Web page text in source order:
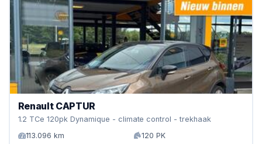
Renault CAPTUR
1.2 TCe 120pk Dynamique - climate control - trekhaak
113.096 km
120 PK